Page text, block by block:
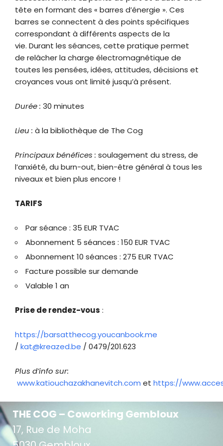
tête en formant des « barres d’énergie ». Ces
barres se connectent à des points spécifiques
correspondant à différents aspects de la
vie. Durant les séances, cette pratique permet
de relâcher la charge électromagnétique de
toutes les pensées, idées, attitudes, décisions et
croyances vous ont limité jusqu’à présent.
Durée : 30 minutes
Lieu : à la bibliothèque de The Cog
Principaux bénéfices : soulagement du stress, de
l’anxiété, du burn-out, bien-être général à tous les
niveaux et bien plus encore !
TARIFS
Par séance : 35 EUR TVAC
Abonnement 5 séances : 150 EUR TVAC
Abonnement 10 séances : 275 EUR TVAC
Facture possible sur demande
Valable 1 an
Prise de rendez-vous :
https://barsatthecog.youcanbook.me
/ kat@kreazed.be / 0479/201.623
Plus d’info sur:
www.katiouchazakhanevitch.com et https://
THE COG – Coworking Gembloux
17, Rue de Moha